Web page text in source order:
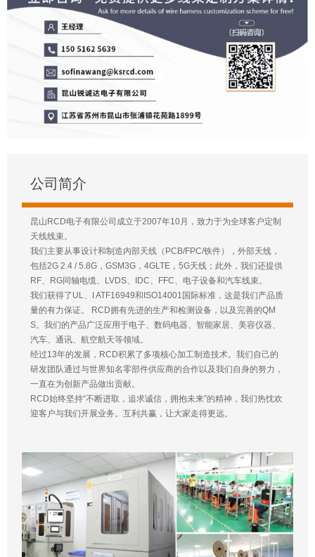
公司简介
昆山RCD电子有限公司成立于2007年10月，致力于为全球客户定制
天线线束。
我们主要从事设计和制造内部天线（PCB/FPC/铁件），外部天线，
包括2G 2.4 / 5.8G，GSM3G，4GLTE，5G天线；此外，我们还提供
RF、RG同轴电缆、LVDS、IDC、FFC、电子设备和汽车线束。
我们获得了UL、I ATF16949和ISO14001国际标准，这是我们产品质
量的有力保证。 RCD拥有先进的生产和检测设备，以及完善的QM
S。我们的产品广泛应用于电子、数码电器、智能家居、美容仪器、
汽车、通讯、航空航天等领域。
经过13年的发展，RCD积累了多项核心加工制造技术。我们自己的
研发团队通过与世界知名零部件供应商的合作以及我们自身的努力，
一直在为创新产品做出贡献。
RCD始终坚持“不断进取，追求诚信，拥抱未来”的精神，我们热忱欢
迎客户与我们开展业务。互利共赢，让大家走得更远。